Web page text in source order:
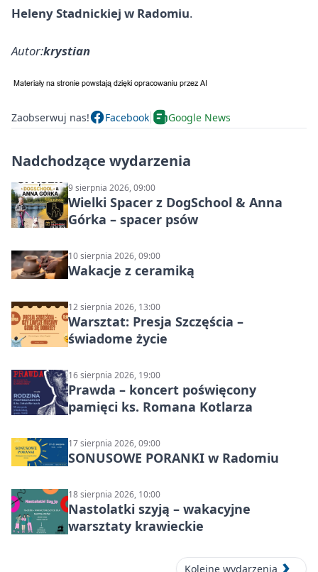
Heleny Stadnickiej w Radomiu.
Autor:krystian
Zaobserwuj nas! Facebook Google News
Nadchodzące wydarzenia
9 sierpnia 2026, 09:00
Wielki Spacer z DogSchool & Anna
Górka – spacer psów
10 sierpnia 2026, 09:00
Wakacje z ceramiką
12 sierpnia 2026, 13:00
Warsztat: Presja Szczęścia –
świadome życie
16 sierpnia 2026, 19:00
Prawda – koncert poświęcony
pamięci ks. Romana Kotlarza
17 sierpnia 2026, 09:00
SONUSOWE PORANKI w Radomiu
18 sierpnia 2026, 10:00
Nastolatki szyją – wakacyjne
warsztaty krawieckie
Kolejne wydarzenia